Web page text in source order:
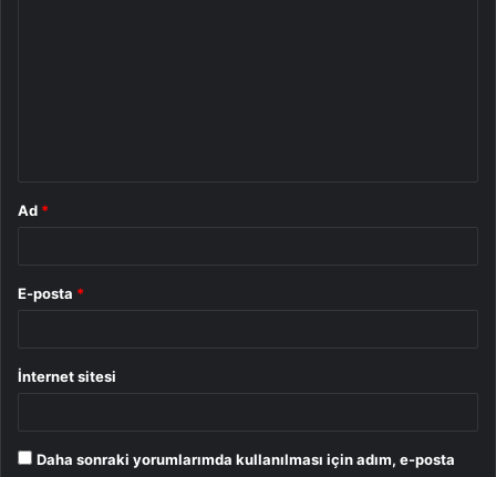
Ad *
E-posta *
İnternet sitesi
Daha sonraki yorumlarımda kullanılması için adım, e-posta